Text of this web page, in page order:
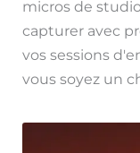
micros de
capturer avec
vos sessions
vous soyez un